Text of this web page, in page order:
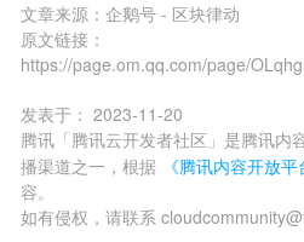
文章来源： 企鹅号 - 区块律动
原文链接：
https://page.om.qq.com/page/
发表于： 2023-11-20
腾讯「腾讯云开发者社区」是腾讯内
播渠道之一，根据
《腾讯内容开放平
容。
如有侵权，请联系